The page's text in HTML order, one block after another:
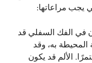
يجب مراعاتها:
في الفك السفلي قد
به، وقد
الألم قد يكون